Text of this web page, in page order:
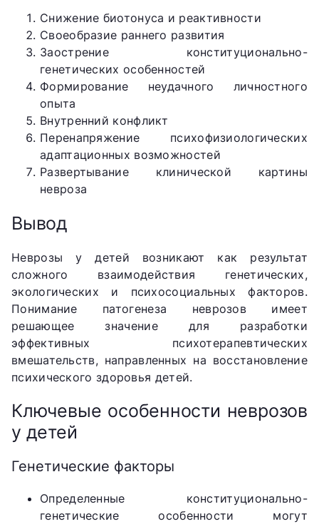
Снижение биотонуса и реактивности
Своеобразие раннего развития
Заострение конституционально-
генетических особенностей
Формирование неудачного личностного
опыта
Внутренний конфликт
Перенапряжение психофизиологических
адаптационных возможностей
Развертывание клинической картины
невроза
Вывод
Неврозы у детей возникают как результат
сложного взаимодействия генетических,
экологических и психосоциальных факторов.
Понимание патогенеза неврозов имеет
решающее значение для разработки
эффективных психотерапевтических
вмешательств, направленных на восстановление
психического здоровья детей.
Ключевые особенности неврозов
у детей
Генетические факторы
Определенные конституционально-
генетические особенности могут